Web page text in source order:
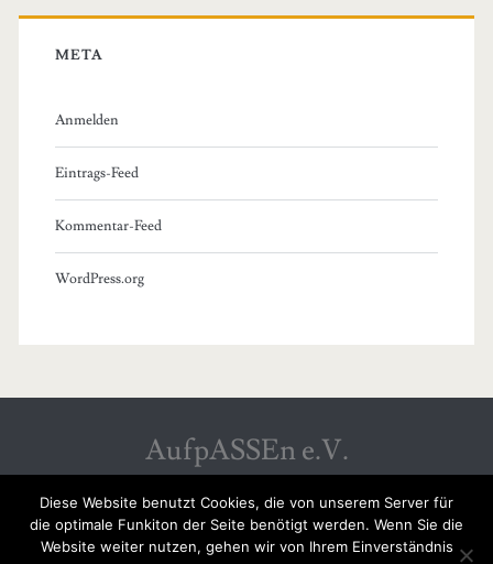
META
Anmelden
Eintrags-Feed
Kommentar-Feed
WordPress.org
AufpASSEn e.V.
SPENDENKONTO: GLS GEMEINSCHAFTSBANK
Diese Website benutzt Cookies, die von unserem Server für
die optimale Funkiton der Seite benötigt werden. Wenn Sie die
Website weiter nutzen, gehen wir von Ihrem Einverständnis